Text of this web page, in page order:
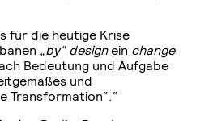
für die heutige Krise
„by“ designein change
Bedeutung und Aufgabe
und
Transformation“.“